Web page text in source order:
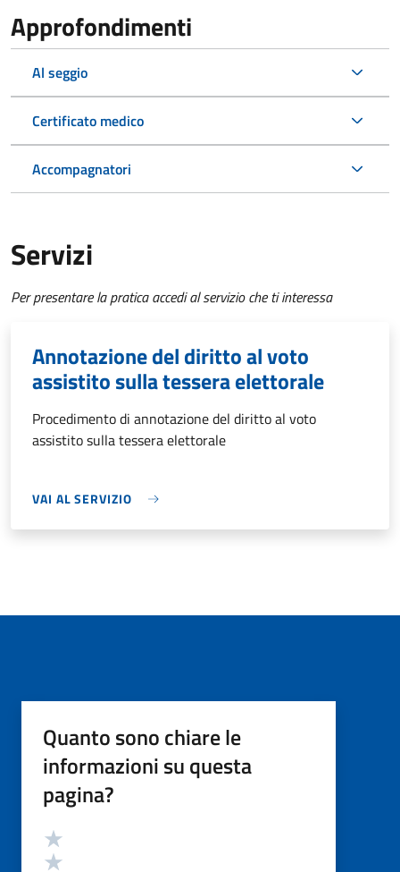
Approfondimenti
Al seggio
Certificato medico
Accompagnatori
Servizi
Per presentare la pratica accedi al servizio che ti interessa
Annotazione del diritto al voto
assistito sulla tessera elettorale
Procedimento di annotazione del diritto al voto
assistito sulla tessera elettorale
VAI AL SERVIZIO
Quanto sono chiare le
informazioni su questa
pagina?
Valutazione